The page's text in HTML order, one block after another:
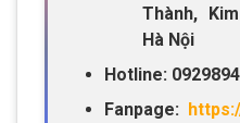
Thành,
Hà Nội
Hotline:
Fanpage: